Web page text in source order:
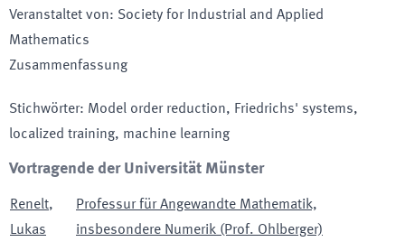
Veranstaltet von: Society for Industrial and Applied
Mathematics
Zusammenfassung
Stichwörter: Model order reduction, Friedrichs' systems,
localized training, machine learning
Vortragende der Universität Münster
Renelt,
Lukas
Professur für Angewandte Mathematik,
insbesondere Numerik (Prof. Ohlberger)